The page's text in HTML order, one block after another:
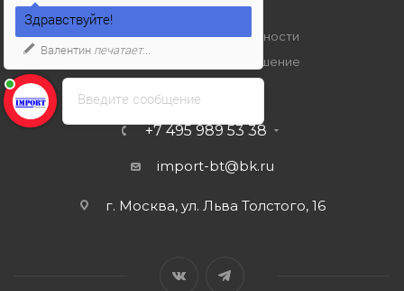
Вопрос-ответ
Политика конфиденциальности
Пользовательское соглашение
+7 495 989 53 38
import-bt@bk.ru
г. Москва, ул. Льва Толстого, 16
Введите сообщение
Здравствуйте!
Валентин печатает...